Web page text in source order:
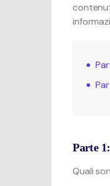
Parte
Quali